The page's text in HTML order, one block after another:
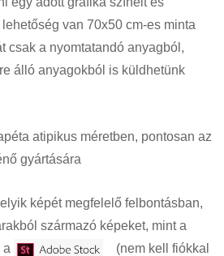
van 70x50 cm-es minta
csak a nyomtatandó anyagból,
álló anyagokból is küldhetünk
atipikus méretben, pontosan az
gyártására
képét megfelelő felbontásban,
származó képeket, mint a
a
(nem kell fiókkal